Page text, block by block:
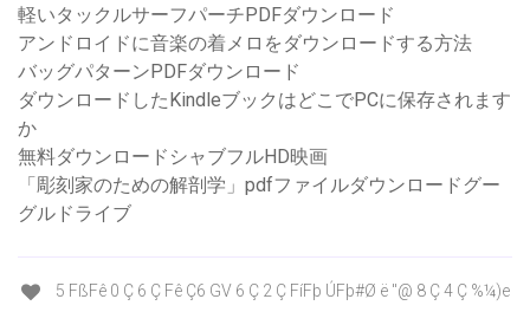
軽いタックルサーフパーチPDFダウンロード
アンドロイドに音楽の着メロをダウンロードする方法
バッグパターンPDFダウンロード
ダウンロードしたKindleブックはどこでPCに保存されます
か
無料ダウンロードシャブフルHD映画
「彫刻家のための解剖学」pdfファイルダウンロードグー
グルドライブ
5 FßFê 0 Ç 6 Ç Fê Ç6 GV 6 Ç 2 Ç FíFþ ÚFþ#Ø ë "@ 8 Ç 4 Ç %¼)e